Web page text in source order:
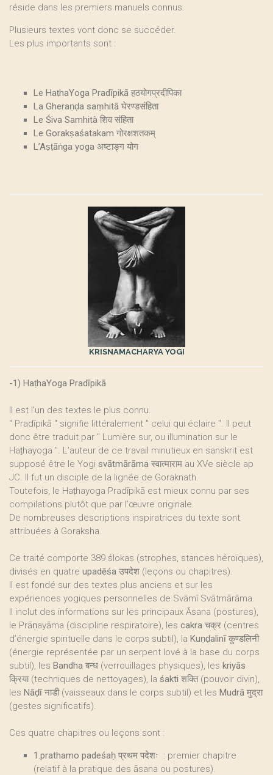
réside dans les premiers manuels connus.
Plusieurs textes vont donc se succéder.
Les plus importants sont :
Le HaṭhaYoga Pradīpikā हठयोगप्रदीपिका
La Gheraṇḍa saṃhitā घेरण्डसंहिता
Le Śiva Samhità शिव संहिता
Le Gorakṣaśatakam गोरक्षशतकम्
L’Aṣṭāṅga yoga अष्टाङ्ग योग
KRISNAMACHARYA YOGI
-1) HaṭhaYoga Pradīpikā
Il est l’un des textes le plus connu.
" Pradīpikā " signifie littéralement " celui qui éclaire ". Il peut
donc être traduit par " Lumière sur, ou illumination sur le
Haṭhayoga ". L’auteur de ce travail minutieux en sanskrit est
supposé être le Yogi svātmārāma स्वात्माराम au XVe siècle ap
JC. Il fut un disciple de la lignée de Goraknath.
Toutefois, le Haṭhayoga Pradīpikā est mieux connu par ses
compilations plutôt que par l’œuvre originale.
De nombreuses descriptions inspiratrices du texte sont
attribuées à Goraksha.
Ce traité comporte 389 ślokas (strophes, stances héroïques),
divisés en quatre upadēśa उपदेश (leçons ou chapitres).
Il est fondé sur des textes plus anciens et sur les
expériences yogiques personnelles de Svāmī Svātmārāma.
Il inclut des informations sur les principaux Āsana (postures),
le Prāṇayāma (discipline respiratoire), les cakra चक्र (centres
d’énergie spirituelle dans le corps subtil), la Kuṇḍalinī कुण्डलिनी
(énergie représentée par un serpent lové à la base du corps
subtil), les Bandha बन्ध (verrouillages physiques), les kriyās
क्रिया(techniques de nettoyages), la śakti शक्ति(pouvoir divin),
les Nāḍī नाडी(vaisseaux dans le corps subtil) et les Mudrā मुद्रा
(gestes significatifs).
Ces quatre chapitres ou leçons sont :
1.prathamo padeśaḥ प्रथम पदेशः
: premier chapitre
(relatif à la pratique des āsana ou postures).